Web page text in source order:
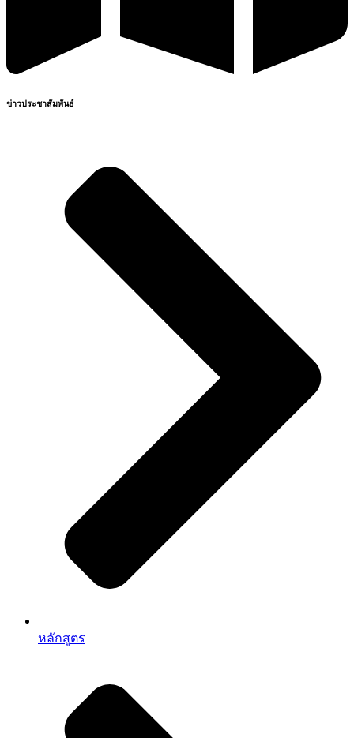
ข่าวประชาสัมพันธ์
หลักสูตร